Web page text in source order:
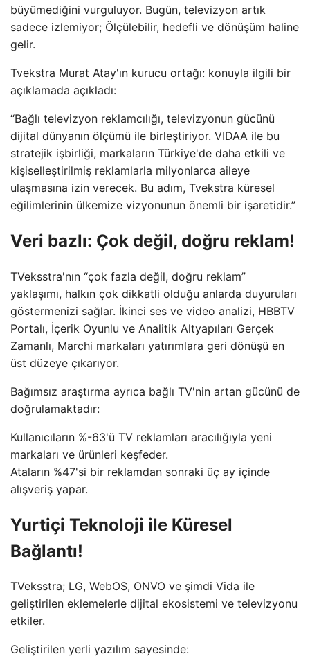
büyümediğini vurguluyor. Bugün, televizyon artık
sadece izlemiyor; Ölçülebilir, hedefli ve dönüşüm haline
gelir.
Tvekstra Murat Atay'ın kurucu ortağı: konuyla ilgili bir
açıklamada açıkladı:
“Bağlı televizyon reklamcılığı, televizyonun gücünü
dijital dünyanın ölçümü ile birleştiriyor. VIDAA ile bu
stratejik işbirliği, markaların Türkiye'de daha etkili ve
kişiselleştirilmiş reklamlarla milyonlarca aileye
ulaşmasına izin verecek. Bu adım, Tvekstra küresel
eğilimlerinin ülkemize vizyonunun önemli bir işaretidir.”
Veri bazlı: Çok değil, doğru reklam!
TVeksstra'nın “çok fazla değil, doğru reklam”
yaklaşımı, halkın çok dikkatli olduğu anlarda duyuruları
göstermenizi sağlar. İkinci ses ve video analizi, HBBTV
Portalı, İçerik Oyunlu ve Analitik Altyapıları Gerçek
Zamanlı, Marchi markaları yatırımlara geri dönüşü en
üst düzeye çıkarıyor.
Bağımsız araştırma ayrıca bağlı TV'nin artan gücünü de
doğrulamaktadır:
Kullanıcıların %-63'ü TV reklamları aracılığıyla yeni
markaları ve ürünleri keşfeder.
Ataların %47'si bir reklamdan sonraki üç ay içinde
alışveriş yapar.
Yurtiçi Teknoloji ile Küresel
Bağlantı!
TVeksstra; LG, WebOS, ONVO ve şimdi Vida ile
geliştirilen eklemelerle dijital ekosistemi ve televizyonu
etkiler.
Geliştirilen yerli yazılım sayesinde: